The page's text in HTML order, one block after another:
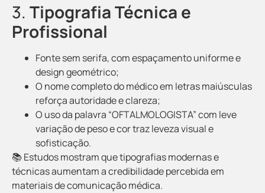
3. Tipografia Técnica e
Profissional
Fonte sem serifa, com espaçamento uniforme e
design geométrico;
O nome completo do médico em letras maiúsculas
reforça autoridade e clareza;
O uso da palavra “OFTALMOLOGISTA” com leve
variação de peso e cor traz leveza visual e
sofisticação.
📚 Estudos mostram que tipografias modernas e
técnicas aumentam a credibilidade percebida em
materiais de comunicação médica.